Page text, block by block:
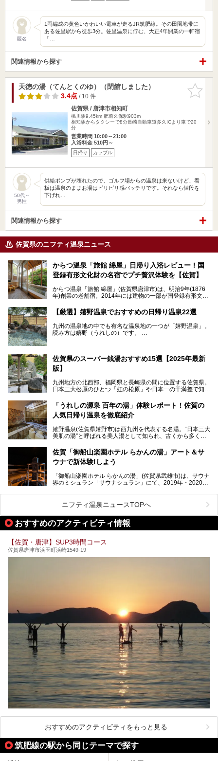
匿名
1両編成の黄色いかわいい電車が走るJR筑肥線。その田園地帯に
ある佐里駅から徒歩3分。佐里温泉に佇む、大正4年開業の一軒宿
「…
関連情報から探す
お気に入
りに追加
天徳の湯（てんとくのゆ）（閉館しました）
3.4点/ 10 件
佐賀県 / 唐津市相知町
桃川駅9.45km 肥前久保駅903m
相知駅からタクシーで8分長崎自動車道多久ICより車で20
分
営業時間 10:00～21:00
入浴料金 510円～
日帰り カップル
50代～
男性
供給ポンプが壊れたので、ゴルフ場からの温泉は来ないけど、看
板は温泉のままお湯はピリピリ感バッチリです。それなら値段を
下げれ…
関連情報から探す
佐賀県のニフティ温泉ニュース
からつ温泉「旅館 綿屋」日帰り入浴レビュー！国
登録有形文化財の名宿でプチ贅沢体験を【佐賀】
からつ温泉「旅館 綿屋」(佐賀県唐津市)は、明治9年(1876
年)創業の老舗宿。2014年には建物の一部が国登録有形文化
しかし良質の自家源泉を所有し、日帰り入浴が可能な点はあ
まり知られていません。近寄りがたいほどの敷居の高いイメ
ージとは反して、実は温かみある接客が特徴の名宿です。
文化財のラグジュアリー名宿で、お得にプチ贅沢体験を。今
【厳選】嬉野温泉でおすすめの日帰り温泉22選
九州の温泉地の中でも有名な温泉地の一つが「嬉野温泉」。
読み方は嬉野（うれしの）です。
り、「美肌祈願」ができる豊玉姫神社があったりと見どころ
満載。
温泉も日帰り温泉施設から老舗の旅館までバラエティに富ん
でいて、老若男女、家族からカップルまで満喫できます。
時間がゆっくりと流れ、観光も楽しめる嬉野温泉、その中で
も人気の日帰り温泉を紹介します！
泉質はもちろん、施設も充実している所が多く、いくつも回
りたい場所ばかりですよ。
佐賀県のスーパー銭湯おすすめ15選【2025年最新
版】
九州地方の北西部、福岡県と長崎県の間に位置する佐賀県。
日本三大松原のひとつ「虹の松原」や日本一の干満差で知ら
魅力です。有田焼や伊万里焼、唐津焼などのやきものが盛ん
なことでも知られています。
佐賀県にはまた、嬉野温泉や武雄温泉を筆頭に数多くの温泉
と言われるほど。今回は、そんな佐賀県で特におすすめのス
ーパー銭湯をピックアップしました。
「うれしの源泉 百年の湯」体験レポート！佐賀の
人気日帰り温泉を徹底紹介
嬉野温泉(佐賀県嬉野市)は西九州を代表する名湯。“日本三大
美肌の湯”と呼ばれる美人湯として知られ、古くから多くの
中でも「うれしの源泉 百年の湯」は、嬉野温泉では数少な
い日帰り入浴専門施設のひとつ。多くの常連客や観光客に親
しまれています。
今回は、地元九州在住のニフティ温泉ライターである筆者が
「うれしの源泉 百年の湯」を現地体験。定番の大浴場をは
提供元：うれしの源泉 百年の湯【PR】
この記事はうれしの源泉 百年の湯のPRレポート記事です。
佐賀「御船山楽園ホテル らかんの湯」アート＆サ
ウナで新体験!しよう
「御船山楽園ホテル らかんの湯」(佐賀県武雄市)は、サウナ
界のミシュラン「サウナシュラン」にて、2019年・2020
一のサウナと言っても過言ではありません。
今回は、その大注目のサウナと温泉入浴施設を、男女別浴室
ごとに現地取材してきました！ さらには、御船山楽園で同
時開催中のチームラボ作品展も併せてご紹介。アート＆サウ
ナというかつてどこにも無かった組み合わせで、新体験!し
ニフティ温泉ニュースTOPへ
おすすめのアクティビティ情報
【佐賀・唐津】SUP3時間コース
佐賀県唐津市浜玉町浜崎1549-19
おすすめのアクティビティをもっと見る
筑肥線の駅から同じテーマで探す